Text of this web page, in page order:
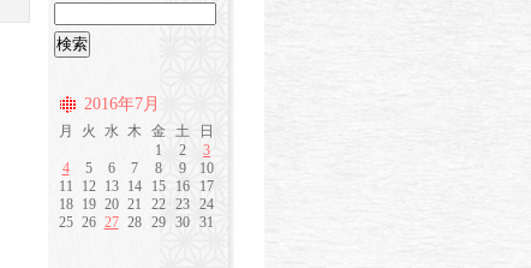
2016年7月
月 火 水 木 金 土
日
1
2
3
4
5 6 7 8 9
10
11
12 13 14 15 16
17
18
19 20 21 22 23 24
25 26 27 28 29 30 31